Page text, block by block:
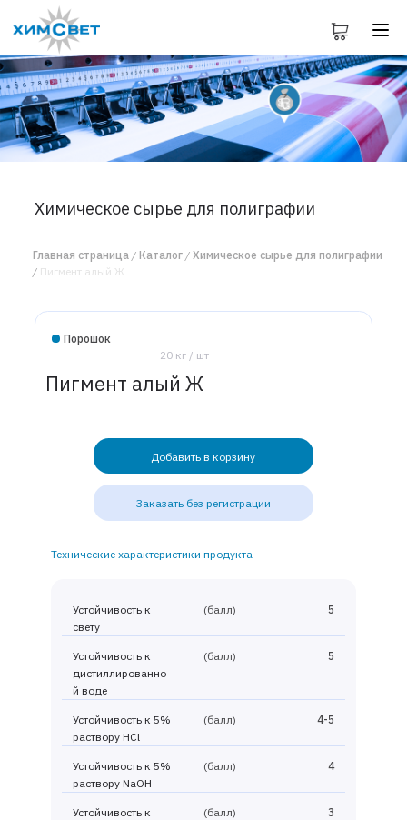
Химическое сырье для полиграфии
Главная страница Каталог
Химическое сырье для полиграфии
Пигмент алый Ж
Порошок
20 кг / шт
Пигмент алый Ж
Добавить в корзину
Заказать без регистрации
Технические характеристики продукта
Устойчивость к
свету
(балл) 5
Устойчивость к
дистиллированно
й воде
(балл) 5
Устойчивость к 5%
раствору HCl
(балл) 4-5
Устойчивость к 5%
раствору NaOH
(балл) 4
Устойчивость к
(балл) 3